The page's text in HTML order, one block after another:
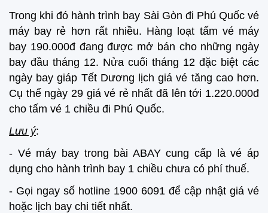
Trong khi đó hành trình bay Sài Gòn đi Phú Quốc vé
máy bay rẻ hơn rất nhiều. Hàng loạt tấm vé máy
bay 190.000đ đang được mở bán cho những ngày
bay đầu tháng 12. Nửa cuối tháng 12 đặc biệt các
ngày bay giáp Tết Dương lịch giá vé tăng cao hơn.
Cụ thể ngày 29 giá vé rẻ nhất đã lên tới 1.220.000đ
cho tấm vé 1 chiều đi Phú Quốc.
Lưu ý:
- Vé máy bay trong bài ABAY cung cấp là vé áp
dụng cho hành trình bay 1 chiều chưa có phí thuế.
- Gọi ngay số hotline 1900 6091 để cập nhật giá vé
hoặc lịch bay chi tiết nhất.